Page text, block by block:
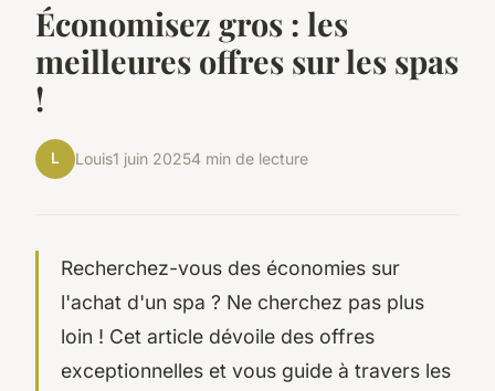
Économisez gros : les
meilleures offres sur les spas
!
L Louis1 juin 20254 min de lecture
Recherchez-vous des économies sur
l'achat d'un spa ? Ne cherchez pas plus
loin ! Cet article dévoile des offres
exceptionnelles et vous guide à travers les